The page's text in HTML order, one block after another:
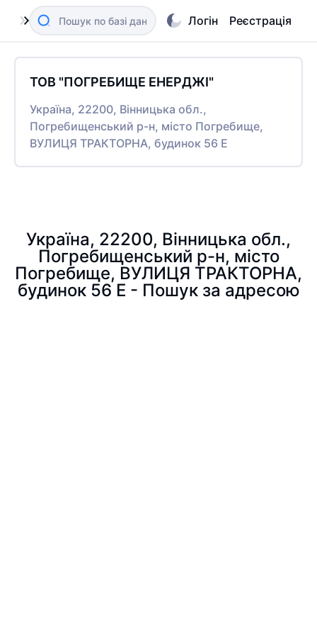
Логін Реєстрація
ТОВ "ПОГРЕБИЩЕ ЕНЕРДЖІ"
Україна, 22200, Вінницька обл.,
Погребищенський р-н, місто Погребище,
ВУЛИЦЯ ТРАКТОРНА, будинок 56 Е
Україна, 22200, Вінницька обл.,
Погребищенський р-н, місто
Погребище, ВУЛИЦЯ ТРАКТОРНА,
будинок 56 Е - Пошук за адресою